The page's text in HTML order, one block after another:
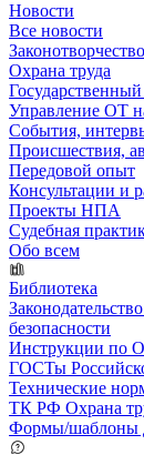
Новости
Все новости
Законотворчество
Охрана труда
Управление ОТ
События,
Происшествия,
Передовой опыт
Консультации и
Проекты НПА
Судебная
Обо всем
Библиотека
безопасности
Инструкции по
ГОСТы
Технические
ТК РФ Охрана
Формы/шаблоны